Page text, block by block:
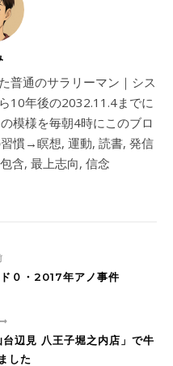
普通のサラリーマン｜シス
10年後の2032.11.4までに
模様を毎朝4時にこのブロ
慣→瞑想, 運動, 読書, 発信
含, 最上志向, 信念
０・2017年アノ事件
辺見 八王子堀之内店」で牛
した